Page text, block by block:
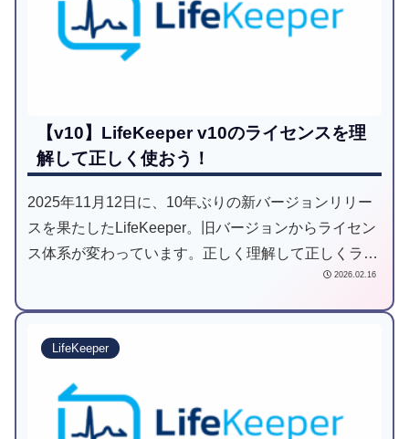
【v10】LifeKeeper v10のライセンスを理
解して正しく使おう！
2025年11月12日に、10年ぶりの新バージョンリリー
スを果たしたLifeKeeper。旧バージョンからライセン
ス体系が変わっています。正しく理解して正しくライ
2026.02.16
LifeKeeper